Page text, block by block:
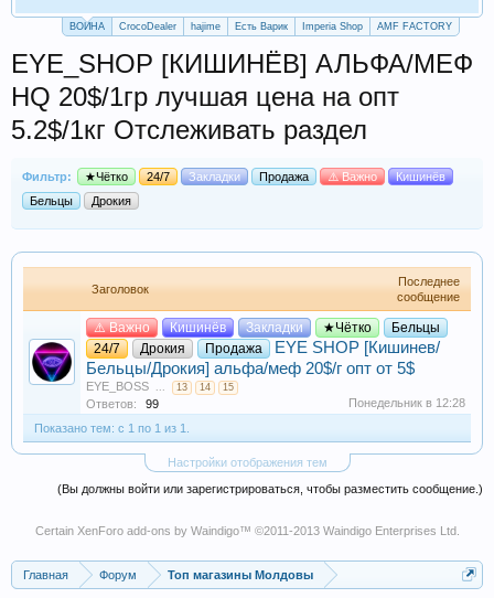
ВОЙНА CrocoDealer hajime Есть Варик Imperia Shop AMF FACTORY
EYE_SHOP [КИШИНЁВ] АЛЬФА/МЕФ
HQ 20$/1гр лучшая цена на опт
5.2$/1кг Отслеживать раздел
Фильтр: ★Чётко 24/7 Закладки Продажа ⚠️ Важно
Кишинёв
Бельцы
Дрокия
Заголовок
Последнее
сообщение
⚠️ Важно Кишинёв Закладки ★Чётко
Бельцы
24/7
Дрокия Продажа
EYE SHOP [Кишинев/
Бельцы/Дрокия] альфа/меф 20$/г опт от 5$
EYE_BOSS ... 13 14 15
Ответов: 99
Понедельник в 12:28
Показано тем: с 1 по 1 из 1.
Настройки отображения тем
(Вы должны войти или зарегистрироваться, чтобы разместить сообщение.)
Certain XenForo add-ons by Waindigo™ ©2011-2013 Waindigo Enterprises Ltd.
Главная Форум Топ магазины Молдовы